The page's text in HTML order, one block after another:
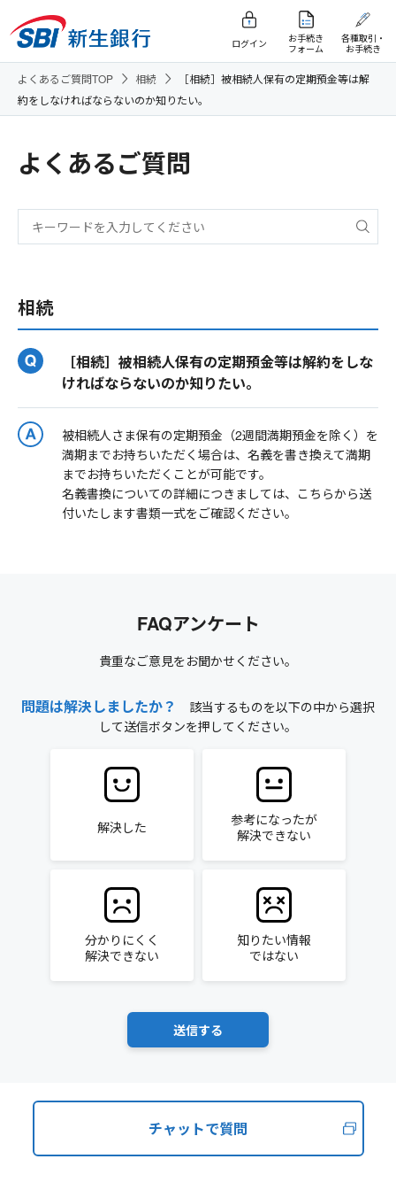
ログイン
お手続き
フォーム
各種取引・
お手続き
よくあるご質問TOP 相続
［相続］被相続人保有の定期預金等は解
約をしなければならないのか知りたい。
よくあるご質問
相続
［相続］被相続人保有の定期預金等は解約をしな
ければならないのか知りたい。
被相続人さま保有の定期預金（2週間満期預金を除く）を
満期までお持ちいただく場合は、名義を書き換えて満期
までお持ちいただくことが可能です。
名義書換についての詳細につきましては、こちらから送
付いたします書類一式をご確認ください。
FAQアンケート
貴重なご意見をお聞かせください。
問題は解決しましたか？
該当するものを以下の中から選択
して送信ボタンを押してください。
解決した
参考になったが
解決できない
分かりにくく
解決できない
知りたい情報
ではない
チャットで質問